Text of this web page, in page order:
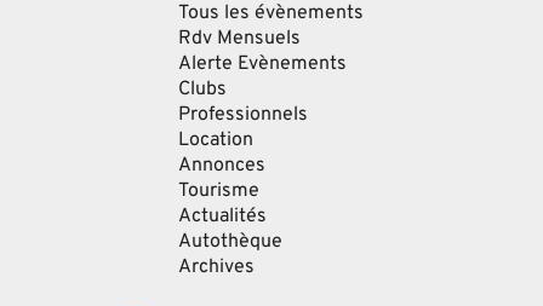
Tous les évènements
Rdv Mensuels
Alerte Evènements
Clubs
Professionnels
Location
Annonces
Tourisme
Actualités
Autothèque
Archives